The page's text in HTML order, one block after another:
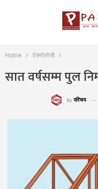
Home टेक्नोलोजी
सात वर्षसम्म पुल
By परिचय